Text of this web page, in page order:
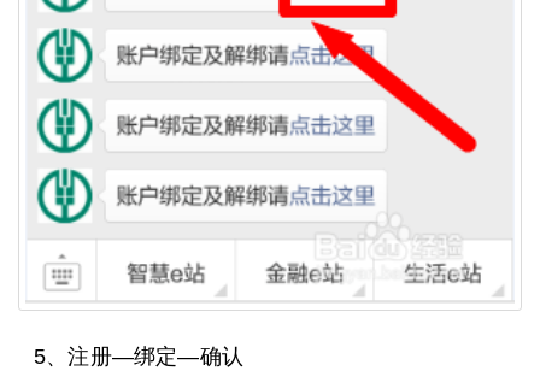
5、注册—绑定—确认